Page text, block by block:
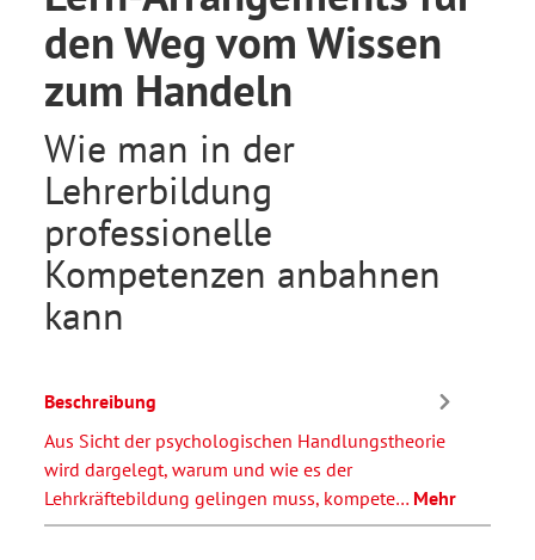
den Weg vom Wissen
zum Handeln
Wie man in der
Lehrerbildung
professionelle
Kompetenzen anbahnen
kann
Beschreibung
Aus Sicht der psychologischen Handlungstheorie
wird dargelegt, warum und wie es der
Lehrkräftebildung gelingen muss, kompete… Mehr